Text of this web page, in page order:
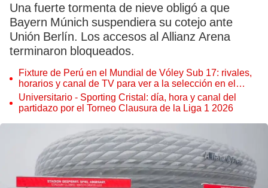
Una fuerte tormenta de nieve obligó a que
Bayern Múnich suspendiera su cotejo ante
Unión Berlín. Los accesos al Allianz Arena
terminaron bloqueados.
Fixture de Perú en el Mundial de Vóley Sub 17: rivales,
horarios y canal de TV para ver a la selección en el
torneo
Universitario - Sporting Cristal: día, hora y canal del
partidazo por el Torneo Clausura de la Liga 1 2026